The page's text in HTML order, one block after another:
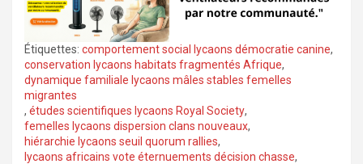
Étiquettes: comportement social lycaons démocratie canine,
conservation lycaons habitats fragmentés Afrique,
dynamique familiale lycaons mâles stables femelles
migrantes
, études scientifiques lycaons Royal Society,
femelles lycaons dispersion clans nouveaux,
hiérarchie lycaons seuil quorum rallies,
lycaons africains vote éternuements décision chasse,